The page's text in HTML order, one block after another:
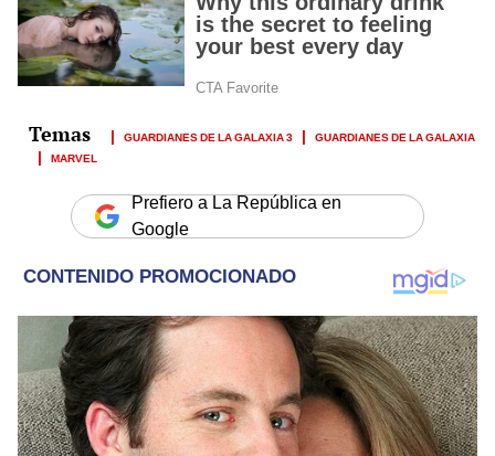
GUARDIANES DE LA GALAXIA 3
GUARDIANES DE LA GALAXIA
MARVEL
Prefiero a La República en
Google